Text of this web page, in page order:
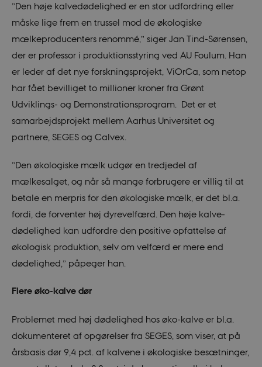
”Den høje kalvedødelighed er en stor udfordring eller
måske lige frem en trussel mod de økologiske
mælkeproducenters renommé,” siger Jan Tind-Sørensen,
der er professor i produktionsstyring ved AU Foulum. Han
er leder af det nye forskningsprojekt, ViOrCa, som netop
har fået bevilliget to millioner kroner fra Grønt
Udviklings- og Demonstrationsprogram. Det er et
samarbejdsprojekt mellem Aarhus Universitet og
partnere, SEGES og Calvex.
”Den økologiske mælk udgør en tredjedel af
mælkesalget, og når så mange forbrugere er villig til at
betale en merpris for den økologiske mælk, er det bl.a.
fordi, de forventer høj dyrevelfærd. Den høje kalve-
dødelighed kan udfordre den positive opfattelse af
økologisk produktion, selv om velfærd er mere end
dødelighed,” påpeger han.
Flere øko-kalve dør
Problemet med høj dødelighed hos øko-kalve er bl.a.
dokumenteret af opgørelser fra SEGES, som viser, at på
årsbasis dør 9,4 pct. af kalvene i økologiske besætninger,